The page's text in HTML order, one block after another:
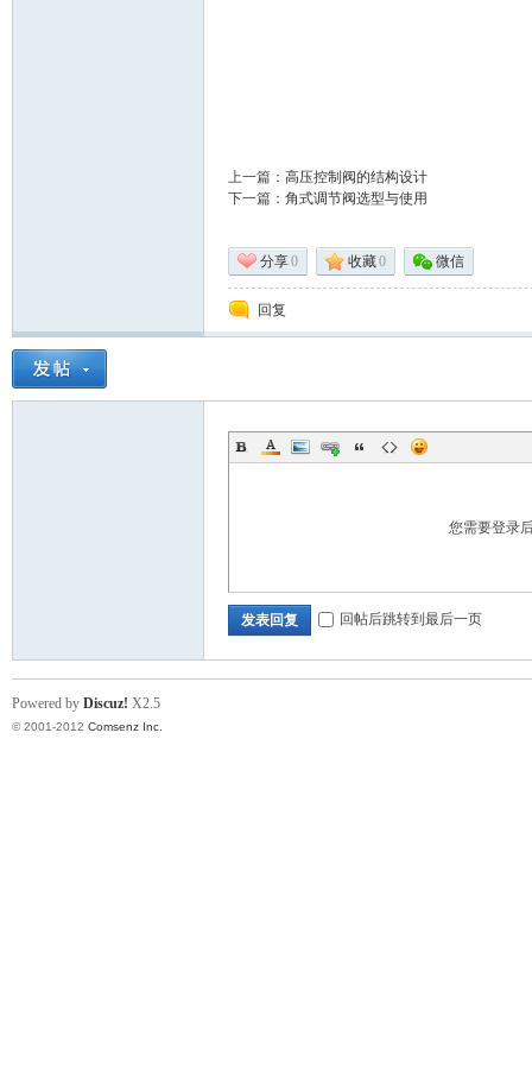
上一篇： 高压控制阀的结构设计
下一篇： 角式调节阀选型与使用
分享0 收藏0 微信
回复
您需要登录
发表回复 回帖后跳转到最后一页
Powered by Discuz! X2.5
© 2001-2012 Comsenz Inc.